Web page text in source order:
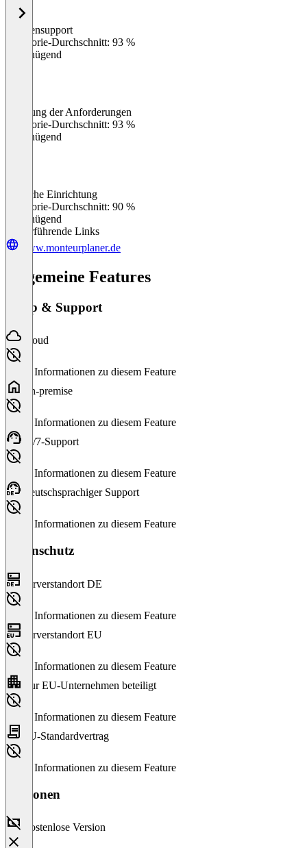
Kundensupport
Kategorie-Durchschnitt: 93 %
Ungenügend
Erfüllung der Anforderungen
Kategorie-Durchschnitt: 93 %
Ungenügend
Einfache Einrichtung
Kategorie-Durchschnitt: 90 %
Ungenügend
Weiterführende Links
www.monteurplaner.de
Allgemeine Features
Setup & Support
Cloud
Keine Informationen zu diesem Feature
On-premise
Keine Informationen zu diesem Feature
24/7-Support
Keine Informationen zu diesem Feature
Deutschsprachiger Support
Keine Informationen zu diesem Feature
Datenschutz
Serverstandort DE
Keine Informationen zu diesem Feature
Serverstandort EU
Keine Informationen zu diesem Feature
Nur EU-Unternehmen beteiligt
Keine Informationen zu diesem Feature
EU-Standardvertrag
Keine Informationen zu diesem Feature
Versionen
Kostenlose Version